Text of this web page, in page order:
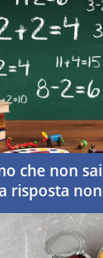
che non
risposta